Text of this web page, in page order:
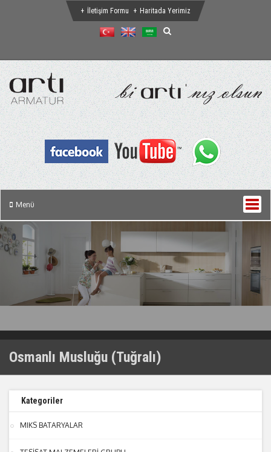
İletişim Formu Haritada Yerimiz
Menü
Osmanlı Musluğu (Tuğralı)
Kategoriler
MIKS BATARYALAR